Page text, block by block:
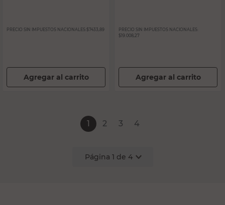
PRECIO SIN IMPUESTOS NACIONALES: $7433,89
Agregar al carrito
PRECIO SIN IMPUESTOS NACIONALES:
$19.008,27
Agregar al carrito
1 2 3 4
Página 1 de 4